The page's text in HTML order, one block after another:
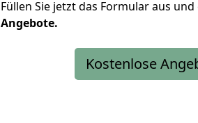
Füllen Sie jetzt das Formular aus
Angebote.
Kostenlose